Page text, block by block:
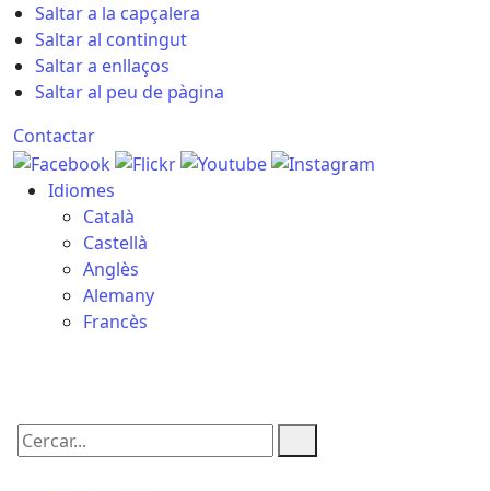
Saltar a la capçalera
Saltar al contingut
Saltar a enllaços
Saltar al peu de pàgina
Contactar
Idiomes
Català
Castellà
Anglès
Alemany
Francès
Cercar: